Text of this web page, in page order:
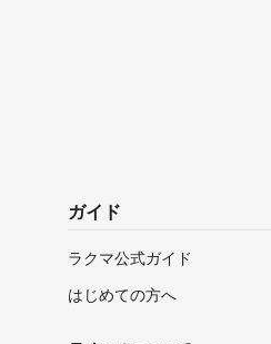
ガイド
ラクマ公式ガイド
はじめての方へ